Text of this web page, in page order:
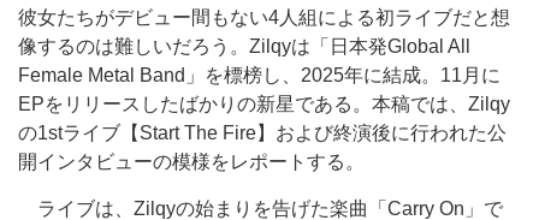
彼女たちがデビュー間もない4人組による初ライブだと想
像するのは難しいだろう。Zilqyは「日本発Global All
Female Metal Band」を標榜し、2025年に結成。11月に
EPをリリースしたばかりの新星である。本稿では、Zilqy
の1stライブ【Start The Fire】および終演後に行われた公
開インタビューの模様をレポートする。
ライブは、Zilqyの始まりを告げた楽曲「Carry On」で